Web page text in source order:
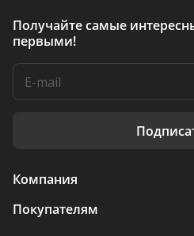
Получайте самые
первыми!
Компания
Покупателям